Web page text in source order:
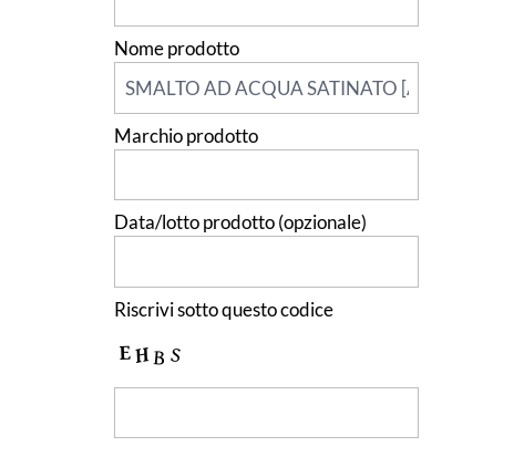
Nome prodotto
Marchio prodotto
Data/lotto prodotto (opzionale)
Riscrivi sotto questo codice